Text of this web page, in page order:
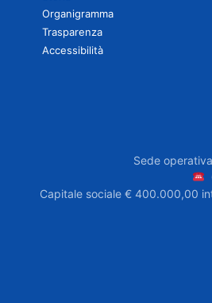
Organigramma
Trasparenza
Accessibilità
Sede
Capitale sociale € 400.000,00